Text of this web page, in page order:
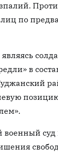
по
в
военный